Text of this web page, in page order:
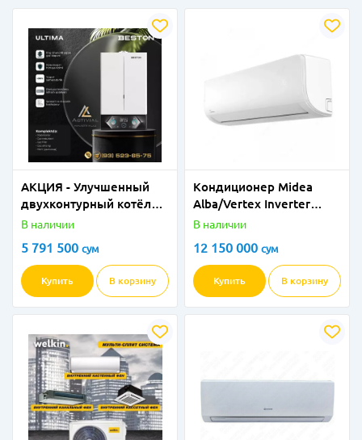
АКЦИЯ - Улучшенный
двухконтурный котёл
BESTON ULTIMA 24 кВт
ПОЛНОМ КОМПЛЕКТЕ
от Activial.uz!
В наличии
5 791 500 сум
Купить В корзину
Кондиционер Midea
Alba/Vertex Inverter
105V-265V - 24
В наличии
12 150 000 сум
Купить В корзину